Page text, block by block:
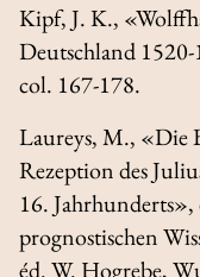
Kipf, J. K.,
Deutschland
col. 167-178.
Laureys, M., «Die
Rezeption des
16. Jahrhunderts»,
prognostischen
éd. W. Hogrebe,